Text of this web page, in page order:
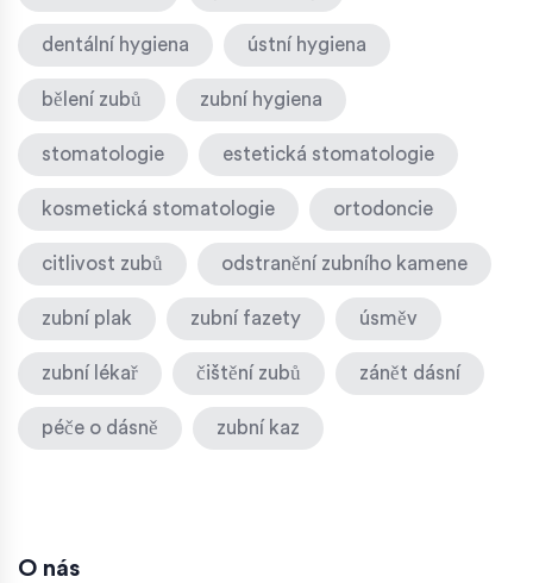
dentální hygiena ústní hygiena
bělení zubů zubní hygiena
stomatologie estetická stomatologie
kosmetická stomatologie ortodoncie
citlivost zubů odstranění zubního kamene
zubní plak zubní fazety úsměv
zubní lékař čištění zubů zánět dásní
péče o dásně zubní kaz
O nás